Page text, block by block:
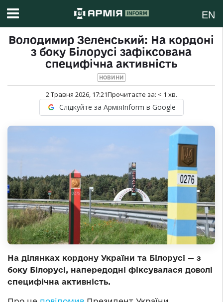
EN
Володимир Зеленський: На кордоні
з боку Білорусі зафіксована
специфічна активність
НОВИНИ
2 Травня 2026, 17:21Прочитаєте за: < 1 хв.
Слідкуйте за АрміяInform в Google
На ділянках кордону України та Білорусі — з
боку Білорусі, напередодні фіксувалася доволі
специфічна активність.